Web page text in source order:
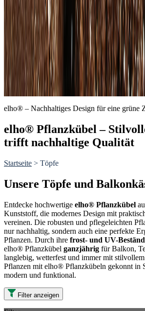
elho® – Nachhaltiges Design für eine grüne
elho® Pflanzkübel –
trifft nachhaltige Qualität
Startseite > Töpfe
Unsere Töpfe und
Entdecke hochwertige elho® Pflanzkübel
Kunststoff, die modernes Design mit
vereinen. Die robusten und pflegeleichten
nur nachhaltig, sondern auch eine perfekte
Pflanzen. Durch ihre frost- und UV-
elho® Pflanzkübel ganzjährig für Balkon,
langlebig, wetterfest und immer mit
Pflanzen mit elho® Pflanzkübeln gekonnt in
modern und funktional.
Filter anzeigen